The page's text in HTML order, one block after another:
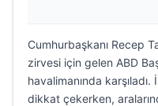
Cumhurbaşkanı Recep
zirvesi için gelen ABD
havalimanında
dikkat çekerken,